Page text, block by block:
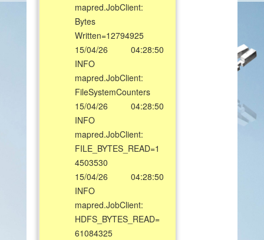
mapred.JobClient:
Bytes
Written=12794925
15/04/26 04:28:50
INFO
mapred.JobClient:
FileSystemCounters
15/04/26 04:28:50
INFO
mapred.JobClient:
FILE_BYTES_READ=1
4503530
15/04/26 04:28:50
INFO
mapred.JobClient:
HDFS_BYTES_READ=
61084325